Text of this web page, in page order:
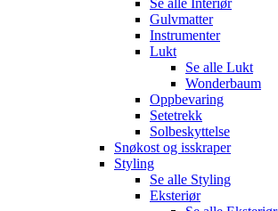
Gulvmatter
Instrumenter
Lukt
Se alle Lukt
Wonderbaum
Oppbevaring
Setetrekk
Solbeskyttelse
Snøkost og isskraper
Styling
Se alle Styling
Eksteriør